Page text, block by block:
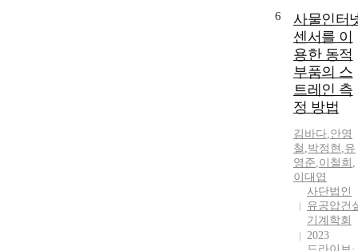
6
사물인터
센서를 이
용한 동적
부품의 스
트레인 측
정 방법
김바다,안영
철 ,박정현 ,유
영준,이철희 ,
이대엽
사단법인
유공압건
기계학회
2023